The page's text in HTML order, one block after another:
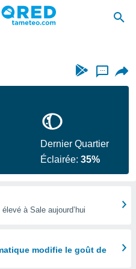
...
Dernier Quartier
Éclairée:35%
à Sale aujourd’hui
modifie le goût de